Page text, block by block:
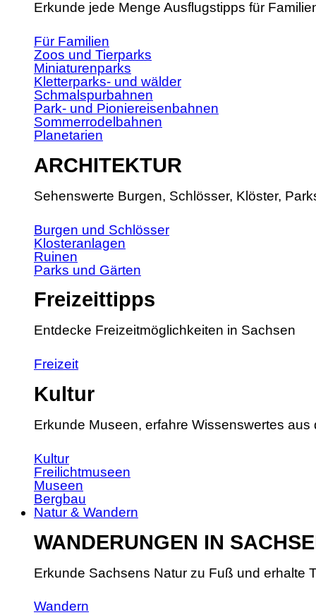
Erkunde jede Menge Ausflugstipps für
Für Familien
Zoos und Tierparks
Miniaturenparks
Kletterparks- und wälder
Schmalspurbahnen
Park- und Pioniereisenbahnen
Sommerrodelbahnen
Planetarien
ARCHITEKTUR
Sehenswerte Burgen, Schlösser, Klöster,
Burgen und Schlösser
Klosteranlagen
Ruinen
Parks und Gärten
Freizeittipps
Entdecke Freizeitmöglichkeiten in Sachsen
Freizeit
Kultur
Erkunde Museen, erfahre Wissenswertes
Kultur
Freilichtmuseen
Museen
Bergbau
Natur & Wandern
WANDERUNGEN IN
Erkunde Sachsens Natur zu Fuß und erhalte
Wandern